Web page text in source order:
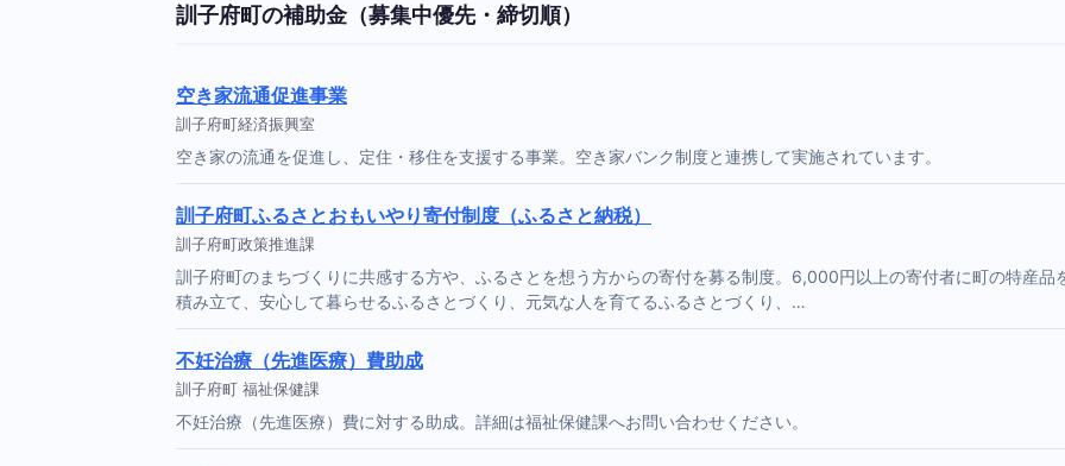
訓子府町の補助金（募集中優先・締切順）
空き家流通促進事業
訓子府町経済振興室
空き家の流通を促進し、定住・移住を支援する事業。空き家バンク制度と連携して実施されています。
訓子府町ふるさとおもいやり寄付制度（ふるさと納税）
訓子府町政策推進課
訓子府町のまちづくりに共感する方や、ふるさとを想う方からの寄付を募る制度。6,000円以上の寄付者に町の特産
積み立て、安心して暮らせるふるさとづくり、元気な人を育てるふるさとづくり、…
不妊治療（先進医療）費助成
訓子府町 福祉保健課
不妊治療（先進医療）費に対する助成。詳細は福祉保健課へお問い合わせください。